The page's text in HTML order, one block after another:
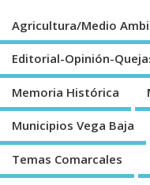
Agricultura/Medio
Editorial-Opinión-
Memoria Histórica
Municipios Vega Baja
Temas Comarcales